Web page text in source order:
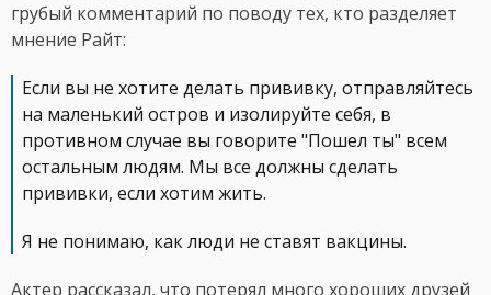
грубый комментарий по поводу тех, кто разделяет
мнение Райт:
Если вы не хотите делать прививку, отправляйтесь
на маленький остров и изолируйте себя, в
противном случае вы говорите "Пошел ты" всем
остальным людям. Мы все должны сделать
прививки, если хотим жить.
Я не понимаю, как люди не ставят вакцины.
Актер рассказал, что потерял много хороших друзей